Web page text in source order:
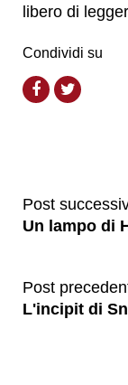
libero di
Condividi su
Post
Un lampo di
Post
L'incipit di